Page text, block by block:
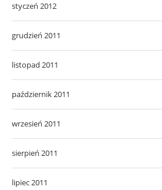
styczeń 2012
grudzień 2011
listopad 2011
październik 2011
wrzesień 2011
sierpień 2011
lipiec 2011